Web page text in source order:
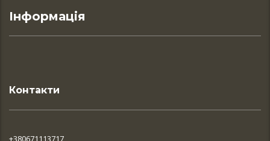
Інформація
Контакти
+380671113717